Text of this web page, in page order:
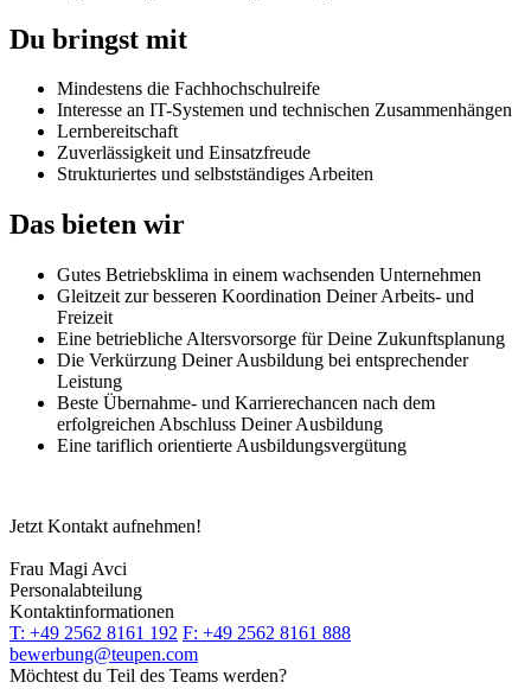
Du bringst mit
Mindestens die Fachhochschulreife
Interesse an IT-Systemen und technischen Zusammenhängen
Lernbereitschaft
Zuverlässigkeit und Einsatzfreude
Strukturiertes und selbstständiges Arbeiten
Das bieten wir
Gutes Betriebsklima in einem wachsenden Unternehmen
Gleitzeit zur besseren Koordination Deiner Arbeits- und
Freizeit
Eine betriebliche Altersvorsorge für Deine Zukunftsplanung
Die Verkürzung Deiner Ausbildung bei entsprechender
Leistung
Beste Übernahme- und Karrierechancen nach dem
erfolgreichen Abschluss Deiner Ausbildung
Eine tariflich orientierte Ausbildungsvergütung
Jetzt Kontakt aufnehmen!
Frau Magi Avci
Personalabteilung
Kontaktinformationen
T: +49 2562 8161 192 F: +49 2562 8161 888
bewerbung@teupen.com
Möchtest du Teil des Teams werden?